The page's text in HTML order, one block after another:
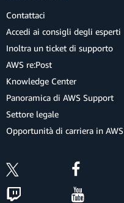
Contattaci
Accedi ai consigli degli esperti
Inoltra un ticket di supporto
AWS re:Post
Knowledge Center
Panoramica di AWS Support
Settore legale
Opportunità di carriera in AWS